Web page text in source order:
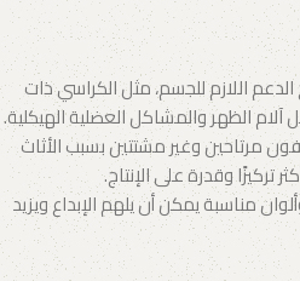
الدعم اللازم للجسم، مثل الكراسي ذات
آلام الظهر والمشاكل العضلية الهيكلية.
مرتاحين وغير مشتتين بسبب الأثاث
تركيزًا وقدرة على الإنتاج.
مناسبة يمكن أن يلهم الإبداع ويزيد